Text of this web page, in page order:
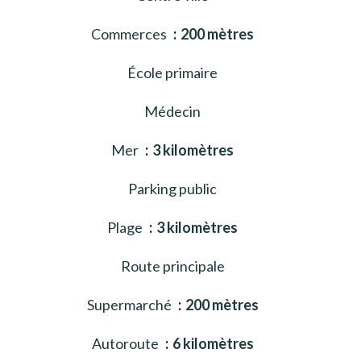
Commerces 200 mètres
École primaire
Médecin
Mer 3 kilomètres
Parking public
Plage 3 kilomètres
Route principale
Supermarché 200 mètres
Autoroute 6 kilomètres